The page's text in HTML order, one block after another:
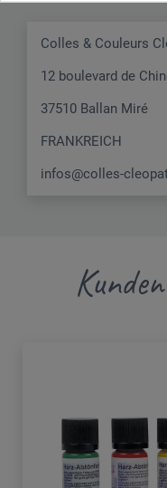
Colles & Couleurs
12 boulevard de
37510 Ballan Miré
FRANKREICH
infos@colles-